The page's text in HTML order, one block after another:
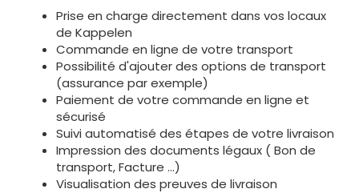
Prise en charge directement dans vos locaux
de Kappelen
Commande en ligne de votre transport
Possibilité d'ajouter des options de transport
(assurance par exemple)
Paiement de votre commande en ligne et
sécurisé
Suivi automatisé des étapes de votre livraison
Impression des documents légaux ( Bon de
transport, Facture ...)
Visualisation des preuves de livraison